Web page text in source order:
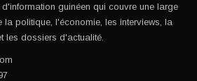
guinéen qui couvre une large
la politique, l'économie, les interviews, la
les dossiers d'actualité.